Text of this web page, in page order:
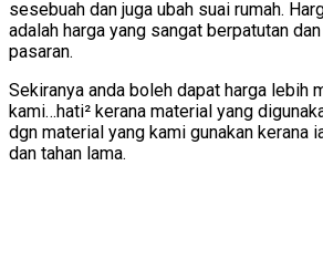
sesebuah dan juga ubah suai rumah.
adalah harga yang sangat berpatutan
pasaran.
Sekiranya anda boleh dapat harga lebih
kami…hati² kerana material yang
dgn material yang kami gunakan kerana
dan tahan lama.